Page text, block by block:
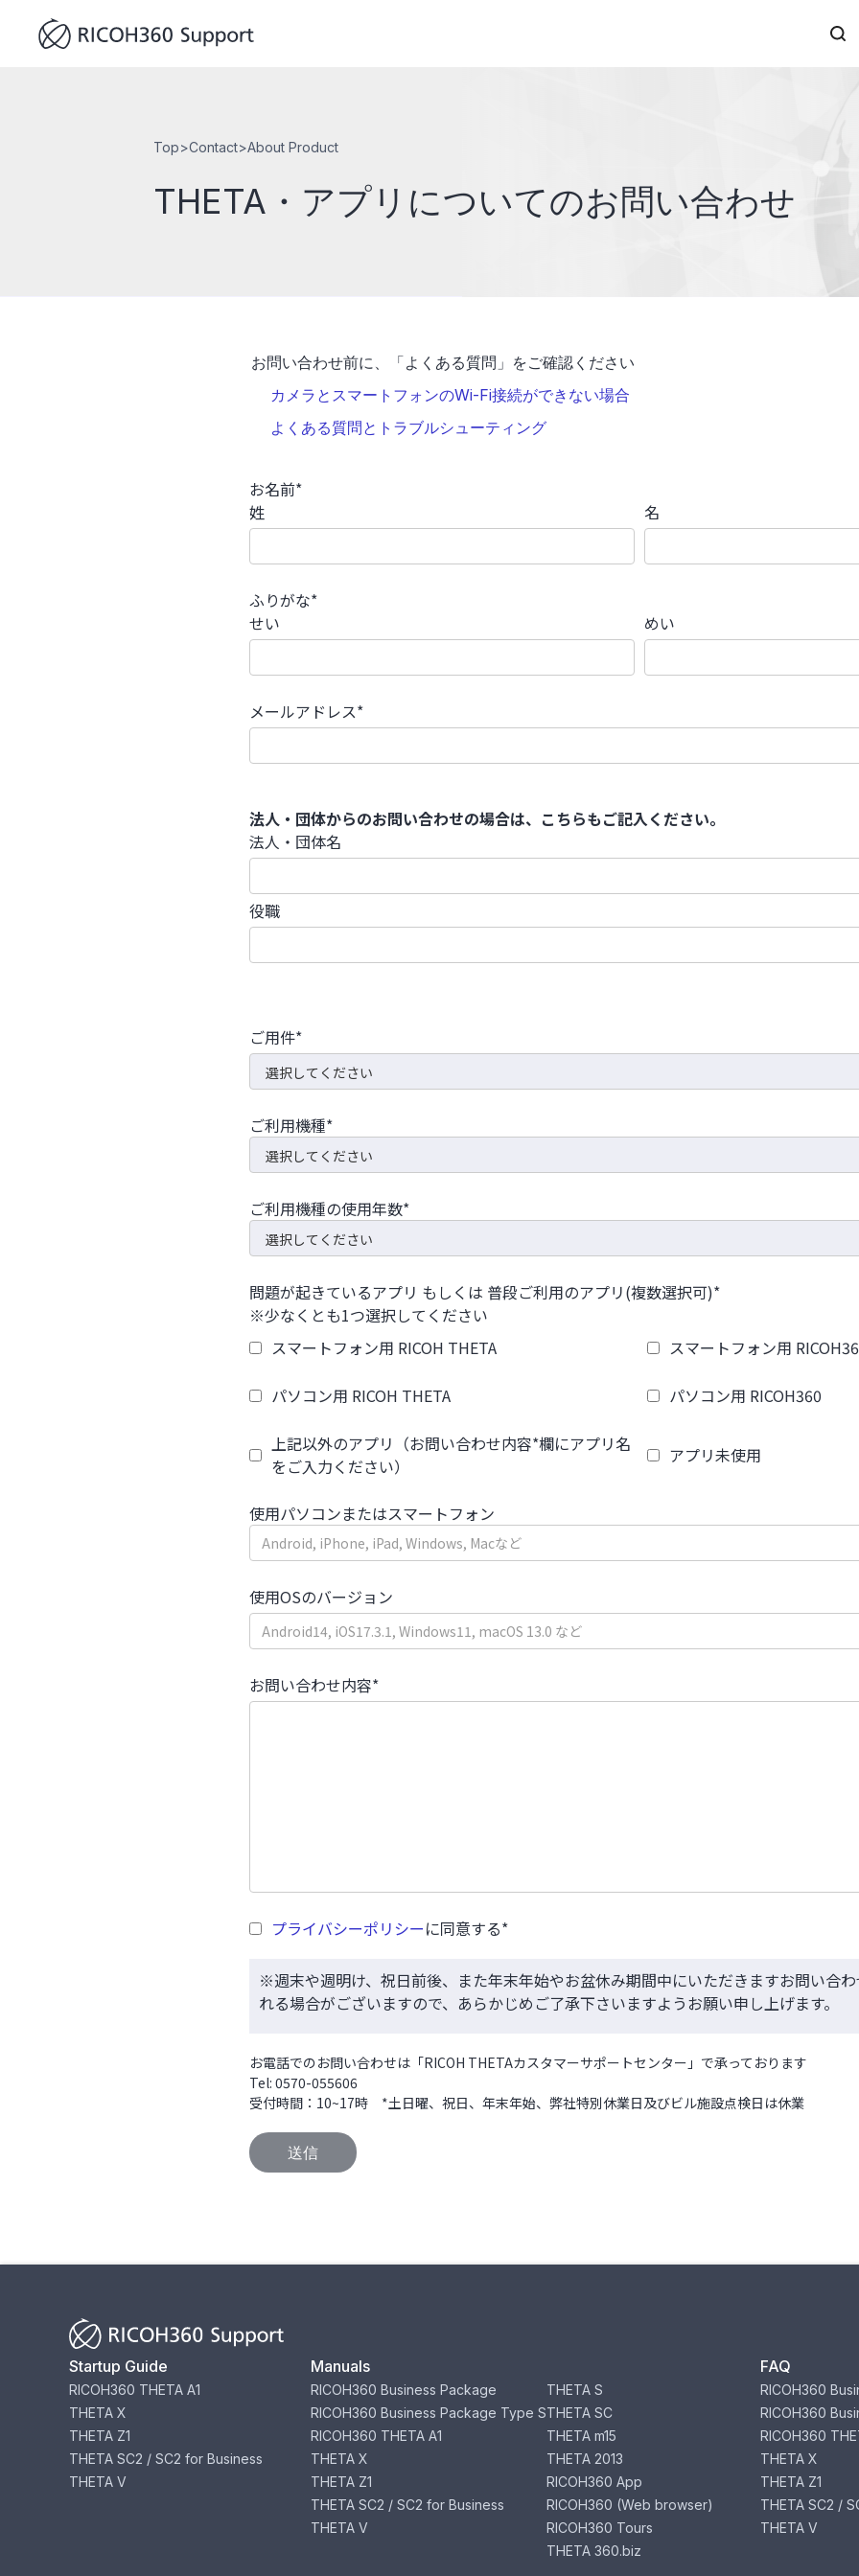
Top>Contact>About Product
THETA・アプリについてのお問い合わせ
お問い合わせ前に、「よくある質問」をご確認ください
カメラとスマートフォンのWi-Fi接続ができない場合
よくある質問とトラブルシューティング
お名前*
姓
名
ふりがな*
せい
めい
メールアドレス*
法人・団体からのお問い合わせの場合は、こちらもご記入ください。
法人・団体名
役職
ご用件*
ご利用機種*
ご利用機種の使用年数*
問題が起きているアプリ もしくは 普段ご利用のアプリ(複数選択可)*
※少なくとも1つ選択してください
スマートフォン用 RICOH THETA
スマートフォン用
パソコン用 RICOH THETA パソコン用 RICOH360
上記以外のアプリ（お問い合わせ内容*欄にアプリ名
をご入力ください）
アプリ未使用
使用パソコンまたはスマートフォン
使用OSのバージョン
お問い合わせ内容*
プライバシーポリシーに同意する*
※週末や週明け、祝日前後、また年末年始やお盆休み期間中にいただきますお問い合
れる場合がございますので、あらかじめご了承下さいますようお願い申し上げま
お電話でのお問い合わせは「RICOH THETAカスタマーサポートセンター」で承っております
Tel: 0570-055606
受付時間：10~17時 *土日曜、祝日、年末年始、弊社特別休業日及びビル施設点検日は休業
Startup Guide
RICOH360 THETA A1
THETA X
THETA Z1
THETA SC2 / SC2 for Business
THETA V
Manuals
RICOH360 Business Package
RICOH360 Business Package Type S
RICOH360 THETA A1
THETA X
THETA Z1
THETA SC2 / SC2 for Business
THETA V
THETA S
THETA SC
THETA m15
THETA 2013
RICOH360 App
RICOH360 (Web browser)
RICOH360 Tours
THETA 360.biz
FAQ
RICOH360
RICOH360
RICOH360
THETA X
THETA Z1
THETA SC2 /
THETA V